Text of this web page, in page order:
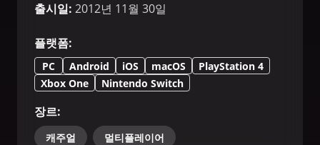
출시일: 2012년 11월 30일
플랫폼:
PC Android iOS macOS
PlayStation 4
Xbox One
Nintendo Switch
장르:
캐주얼 멀티플레이어